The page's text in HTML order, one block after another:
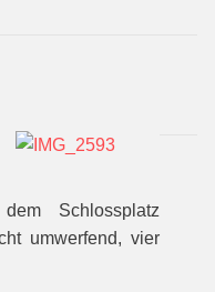
Schlossplatz
umwerfend, vier